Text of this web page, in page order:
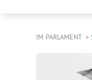
IM PARLAMENT